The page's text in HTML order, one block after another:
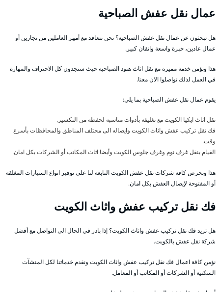
عمال نقل عفش الصباحية
هل تبحثون عن عمال نقل عفش الصباحية؟ نحن نتعاقد مع أمهر العاملين من نجارين أو
عمال عادين، خبرة واسعة واتقان كبير.
هذا ونؤمن خدمة مميزة مع نقل اثاث هنود الصباحية حيث ستجدون كل الاحتراف والمهارة
في العمل لذلك تواصلوا الان معنا.
يقوم عمال نقل عفش الصباحية بما يلي:
نقل اثاث ايكيا الكويت مع تغليفه بأدوات مناسبة لحفظه من التكسير.
فك نقل تركيب عفش واثاث الكويت وايصاله الى مختلف المناطق والمحافظات بأسرع
وقت.
القيام بنقل غرف نوم وغرف جلوس الكويت وأيضا اثاث المكاتب أو الشركات بكل امان.
هذا وتحرص كافة شركات نقل عفش الكويت التابعة لنا على توفير انواع السيارات المغلقة
أو المفتوحة لإيصال العفش بكل امان.
فك نقل تركيب عفش واثاث الكويت
هل تريد فك نقل تركيب عفش واثاث الكويت؟ إذا بادر في الحال الى التواصل مع أفضل
شركة نقل عفش بالكويت.
نؤمن كافة اعمال فك نقل تركيب عفش واثاث الكويت ونقدم خدماتنا لكل المنشآت
السكنية أو الشركات أو المكاتب أو المعامل.